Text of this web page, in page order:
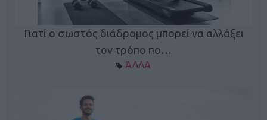
Γιατί ο σωστός διάδρομος μπορεί να αλλάξει
τον τρόπο πο…
ΆΛΛΑ